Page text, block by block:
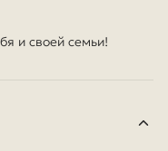
и своей семьи!